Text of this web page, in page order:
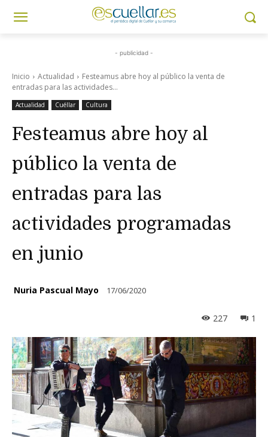
- publicidad -
Inicio Actualidad
Festeamus abre hoy al público la venta de
entradas para las actividades...
Actualidad Cuéllar Cultura
Festeamus abre hoy al
público la venta de
entradas para las
actividades programadas
en junio
Nuria Pascual Mayo 17/06/2020
1
227